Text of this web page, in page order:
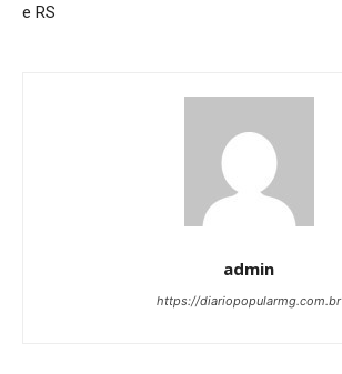
e RS
admin
https://diariopopularmg.com.br